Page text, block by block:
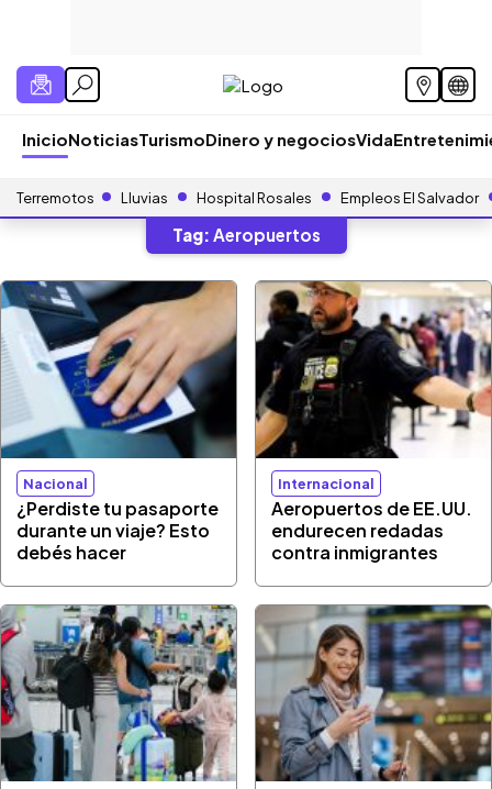
InicioNoticiasTurismoDinero y negociosVida
Terremotos Lluvias Hospital Rosales Empleos El Salvador
Tag: Aeropuertos
Nacional
¿Perdiste tu pasaporte
durante un viaje? Esto
debés hacer
Internacional
Aeropuertos de EE.UU.
endurecen redadas
contra inmigrantes